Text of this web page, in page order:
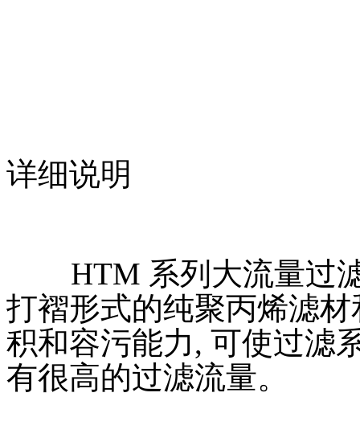
详细说明
HTM 系列大流量过滤
打褶形式的纯聚丙烯滤
积和容污能力, 可使过滤
有很高的过滤流量。